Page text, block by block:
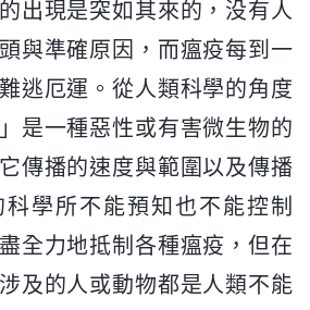
出現是突如其來的，没有人
與準確原因，而瘟疫每到一
逃厄運。從人類科學的角度
是一種惡性或有害微生物的
傳播的速度與範圍以及傳播
學所不能預知也不能控制
全力地抵制各種瘟疫，但在
及的人或動物都是人類不能